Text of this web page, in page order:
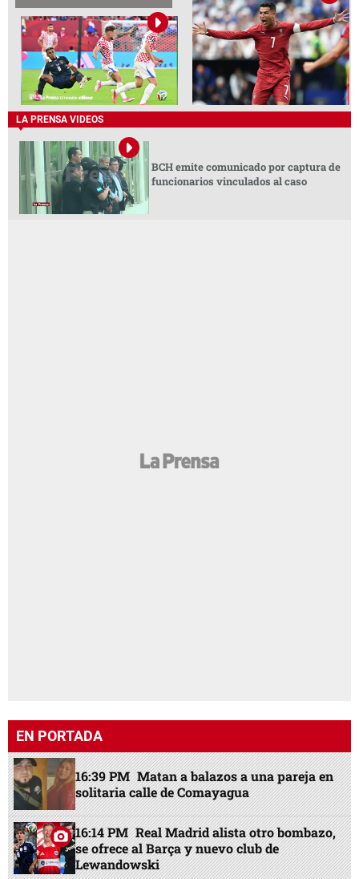
LA PRENSA VIDEOS
BCH emite comunicado por captura de
funcionarios vinculados al caso
EN PORTADA
16:39 PM Matan a balazos a una pareja en
solitaria calle de Comayagua
16:14 PM Real Madrid alista otro bombazo,
se ofrece al Barça y nuevo club de
Lewandowski